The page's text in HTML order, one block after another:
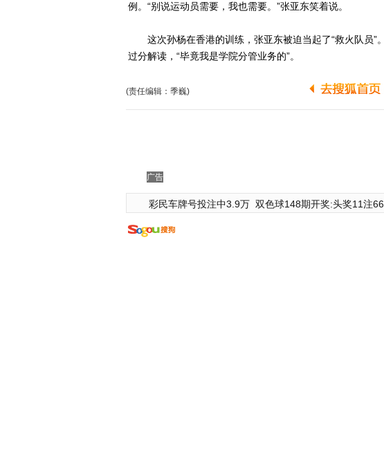
例。“别说运动员需要，我也需要。”张亚东笑着说。
这次孙杨在香港的训练，张亚东被迫当起了“救火队员”
过分解读，“毕竟我是学院分管业务的”。
(责任编辑：季巍)
广告
彩民车牌号投注中3.9万 双色球148期开奖:头奖11注